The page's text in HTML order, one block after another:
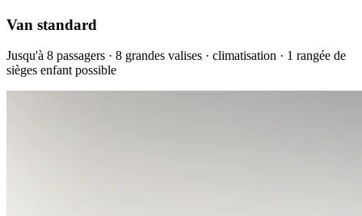
Van standard
Jusqu'à 8 passagers · 8 grandes valises · climatisation · 1 rangée de
sièges enfant possible